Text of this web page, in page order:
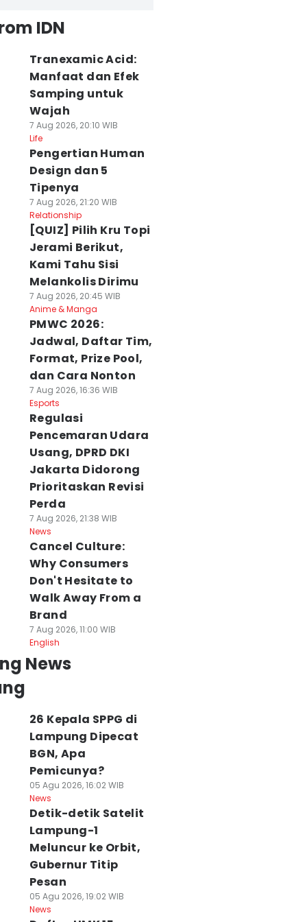
IDN
Tranexamic Acid:
Manfaat dan Efek
Samping untuk
Wajah
7 Aug 2026, 20:10 WIB
Life
Pengertian Human
Design dan 5
Tipenya
7 Aug 2026, 21:20 WIB
Relationship
[QUIZ] Pilih Kru Topi
Jerami Berikut,
Kami Tahu Sisi
Melankolis Dirimu
7 Aug 2026, 20:45 WIB
Anime & Manga
PMWC 2026:
Jadwal, Daftar Tim,
Format, Prize Pool,
dan Cara Nonton
7 Aug 2026, 16:36 WIB
Esports
Regulasi
Pencemaran Udara
Usang, DPRD DKI
Jakarta Didorong
Prioritaskan Revisi
Perda
7 Aug 2026, 21:38 WIB
News
Cancel Culture:
Why Consumers
Don't Hesitate to
Walk Away From a
Brand
7 Aug 2026, 11:00 WIB
English
News
26 Kepala SPPG di
Lampung Dipecat
BGN, Apa
Pemicunya?
05 Agu 2026, 16:02 WIB
News
Detik-detik Satelit
Lampung-1
Meluncur ke Orbit,
Gubernur Titip
Pesan
05 Agu 2026, 19:02 WIB
News